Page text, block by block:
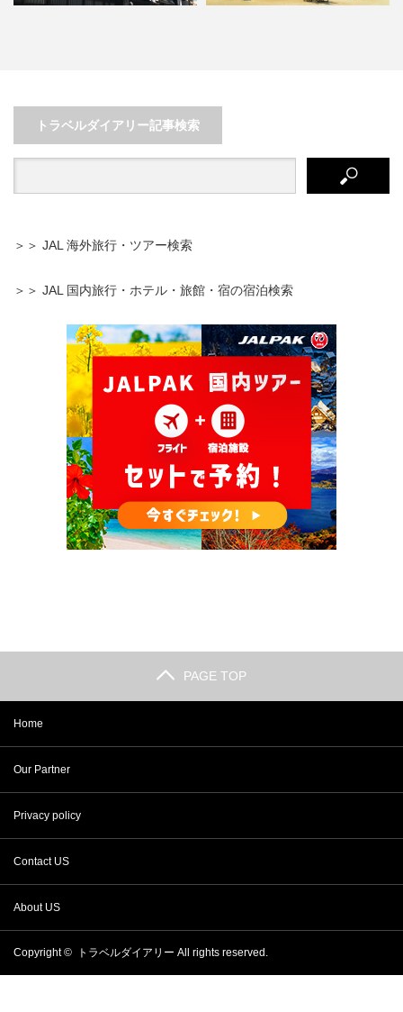
トラベルダイアリー記事検索
＞＞ JAL 海外旅行・ツアー検索
＞＞ JAL 国内旅行・ホテル・旅館・宿の宿泊検索
PAGE TOP
Home
Our Partner
Privacy policy
Contact US
About US
Copyright © トラベルダイアリー All rights reserved.